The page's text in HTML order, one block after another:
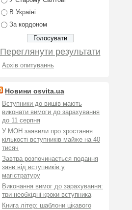
В Україні
За кордоном
Переглянути результати
Архів опитуваннь
Новини osvita.ua
Вступники до вишів мають
виконати вимоги до зарахування
до 11 серпня
У МОН заявили про зростання
кількості вступників майже на 40
тисяч
Завтра розпочинається подання
заяв від вступників у
магістратуру
Виконання вимог до зарахування:
три необхідні кроки вступника
Книга літер: шаблони цікавого